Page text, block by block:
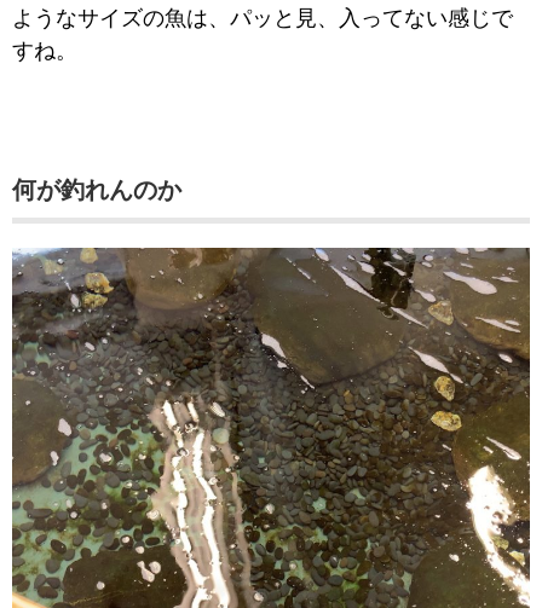
ようなサイズの魚は、パッと見、入ってない感じで
すね。
何が釣れんのか